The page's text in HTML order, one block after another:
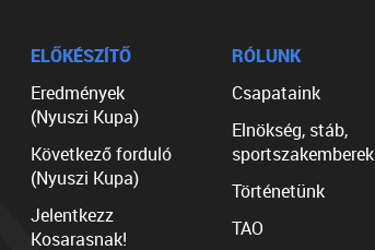
ELŐKÉSZÍTŐ
Eredmények
(Nyuszi Kupa)
Következő forduló
(Nyuszi Kupa)
Jelentkezz
Kosarasnak!
RÓLUNK
Csapataink
Elnökség, stáb,
sportszakemberek
Történetünk
TAO